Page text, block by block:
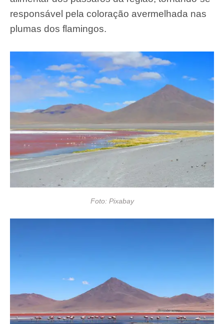
responsável pela coloração avermelhada nas
plumas dos flamingos.
Foto: Pixabay